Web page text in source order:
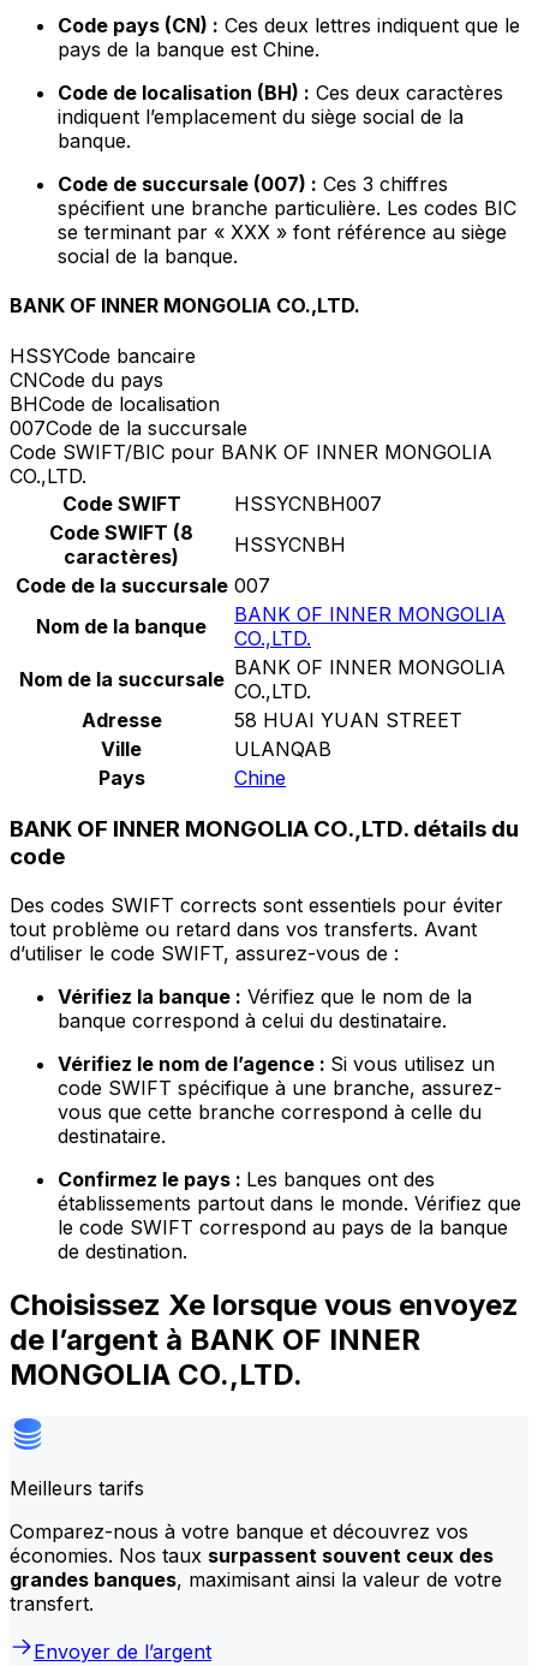
Code pays (CN) : Ces deux lettres indiquent que le
pays de la banque est Chine.
Code de localisation (BH) : Ces deux caractères
indiquent l’emplacement du siège social de la
banque.
Code de succursale (007) : Ces 3 chiffres
spécifient une branche particulière. Les codes BIC
se terminant par « XXX » font référence au siège
social de la banque.
BANK OF INNER MONGOLIA CO.,LTD.
HSSYCode bancaire
CNCode du pays
BHCode de localisation
007Code de la succursale
Code SWIFT/BIC pour BANK OF INNER MONGOLIA
CO.,LTD.
Code SWIFT
HSSYCNBH007
Code SWIFT (8
caractères)
HSSYCNBH
Code de la succursale 007
Nom de la banque
BANK OF INNER MONGOLIA
CO.,LTD.
Nom de la succursale BANK OF INNER MONGOLIA
CO.,LTD.
Adresse
58 HUAI YUAN STREET
Ville
ULANQAB
Pays
Chine
BANK OF INNER MONGOLIA CO.,LTD. détails du
code
Des codes SWIFT corrects sont essentiels pour éviter
tout problème ou retard dans vos transferts. Avant
d’utiliser le code SWIFT, assurez-vous de :
Vérifiez la banque : Vérifiez que le nom de la
banque correspond à celui du destinataire.
Vérifiez le nom de l’agence : Si vous utilisez un
code SWIFT spécifique à une branche, assurez-
vous que cette branche correspond à celle du
destinataire.
Confirmez le pays : Les banques ont des
établissements partout dans le monde. Vérifiez que
le code SWIFT correspond au pays de la banque
de destination.
Choisissez Xe lorsque vous envoyez
de l’argent à BANK OF INNER
MONGOLIA CO.,LTD.
Meilleurs tarifs
Comparez-nous à votre banque et découvrez vos
économies. Nos taux surpassent souvent ceux des
grandes banques, maximisant ainsi la valeur de votre
transfert.
Envoyer de l’argent